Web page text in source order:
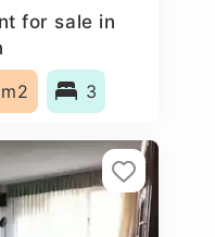
for sale in
3